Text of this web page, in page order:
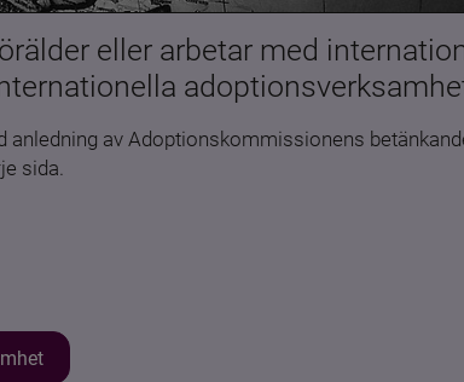
eller arbetar med
av Adoptionskommissionens
sida.